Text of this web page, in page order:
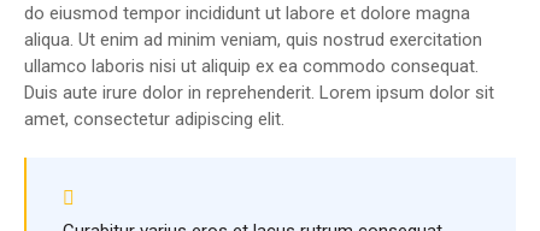
do eiusmod tempor incididunt ut labore et dolore magna
aliqua. Ut enim ad minim veniam, quis nostrud exercitation
ullamco laboris nisi ut aliquip ex ea commodo consequat.
Duis aute irure dolor in reprehenderit. Lorem ipsum dolor sit
amet, consectetur adipiscing elit.